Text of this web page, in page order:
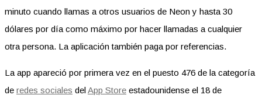
minuto cuando llamas a otros usuarios de Neon y hasta 30
dólares por día como máximo por hacer llamadas a cualquier
otra persona. La aplicación también paga por referencias.
La app apareció por primera vez en el puesto 476 de la categoría
de redes sociales delApp Store estadounidense el 18 de